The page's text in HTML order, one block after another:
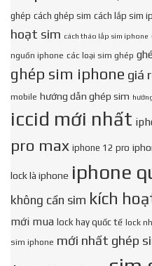
ghép cách ghép sim cách lắp sim
hoạt sim cách tháo lắp sim iphone
nguồn iphone các loại sim ghép
ghép sim iphone giá
mobile hướng dẫn ghép sim
iccid mới nhất
pro max iphone 12 pro
lock là iphone iphone
không cần sim kích
mới mua lock hay quốc tế lock
sim iphone mới nhất ghép